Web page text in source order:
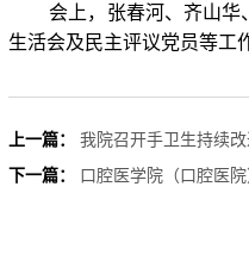
会上，张春河、齐山华
生活会及民主评议党员等工
上一篇：
我院召开手卫生持续
下一篇：
口腔医学院（口腔医